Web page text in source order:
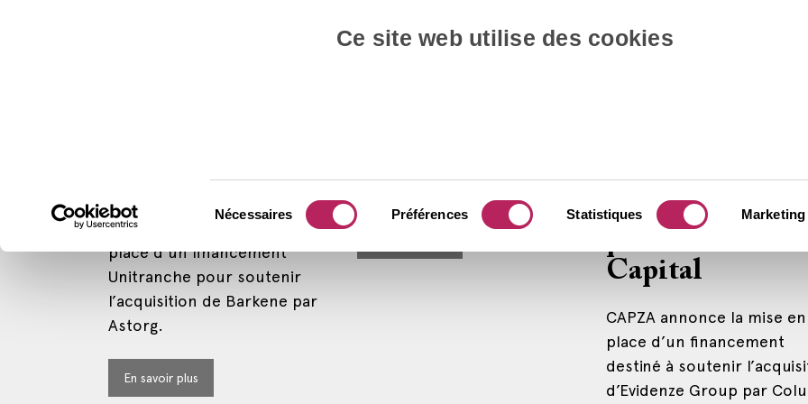
Ce site web utilise des cookies
Nécessaires Préférences Statistiques Marketing
Barkene
CAPZA annonce la mise en
place d’un financement
Unitranche pour soutenir
l’acquisition de Barkene par
Astorg.
En savoir plus
l’acquisition
d’Evidenze
Capital
CAPZA annonce la mise en
place d’un financement
destiné à soutenir
d’Evidenze Group par